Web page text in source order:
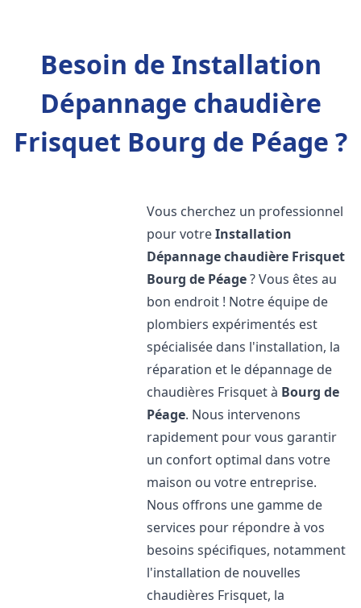
Besoin de Installation
Dépannage chaudière
Frisquet Bourg de Péage ?
Vous cherchez un professionnel
pour votreInstallation
Dépannage chaudière Frisquet
Bourg de Péage? Vous êtes au
bon endroit ! Notre équipe de
plombiers expérimentés est
spécialisée dans l'installation, la
réparation et le dépannage de
chaudières Frisquet à Bourg de
Péage. Nous intervenons
rapidement pour vous garantir
un confort optimal dans votre
maison ou votre entreprise.
Nous offrons une gamme de
services pour répondre à vos
besoins spécifiques, notamment
l'installation de nouvelles
chaudières Frisquet, la